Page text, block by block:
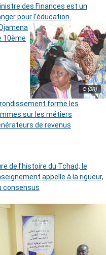
des Finances est un
pour l’éducation.
© (DR)
10ème
forme les
sur les métiers
de revenus
de l’histoire du Tchad, le
appelle à la rigueur,
consensus